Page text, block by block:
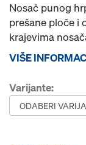
Nosač punog
prešane ploče i
krajevima
VIŠE
Varijante: